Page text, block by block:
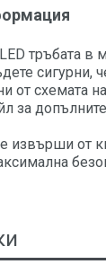
тръбата в
сигурни,
от схемата
за
извърши от